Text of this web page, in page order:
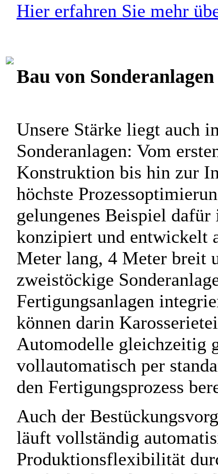
Hier erfahren Sie mehr
Bau von Sonderanlagen
Unsere Stärke liegt auch
Sonderanlagen: Vom
Konstruktion bis hin zur
höchste
gelungenes Beispiel
konzipiert und entwickelt
Meter lang, 4 Meter breit
zweistöckige
Fertigungsanlagen
können darin
Automodelle gleichzeitig
vollautomatisch per
den Fertigungsprozess
Auch der
läuft vollständig
Produktionsflexibilität